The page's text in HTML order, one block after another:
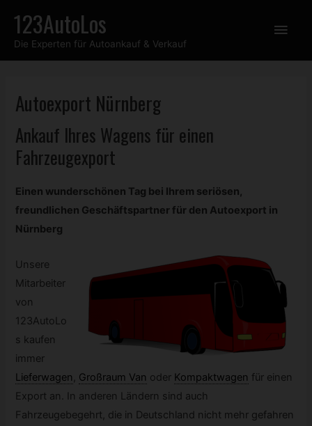
Inhalt
springen
123AutoLos
Die Experten für Autoankauf & Verkauf
Autoexport Nürnberg
Ankauf Ihres Wagens für einen
Fahrzeugexport
Einen wunderschönen Tag bei Ihrem seriösen,
freundlichen Geschäftspartner für den Autoexport in
Nürnberg
Unsere
Mitarbeiter
von
123AutoLo
s kaufen
immer
Lieferwagen , Großraum Van oder Kompaktwagen für einen
Export an. In anderen Ländern sind auch
Fahrzeugebegehrt, die in Deutschland nicht mehr gefahren